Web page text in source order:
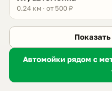
0.24 км · от 500 ₽
Автомойки рядом с